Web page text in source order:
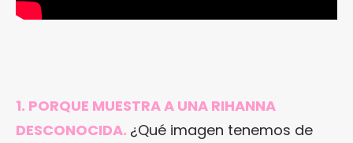
1. PORQUE MUESTRA A UNA RIHANNA
DESCONOCIDA. ¿Qué imagen tenemos de